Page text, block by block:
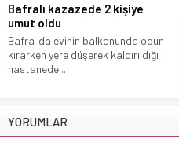
Bafralı kazazede 2 kişiye
umut oldu
Bafra 'da evinin balkonunda odun
kırarken yere düşerek kaldırıldığı
hastanede...
YORUMLAR